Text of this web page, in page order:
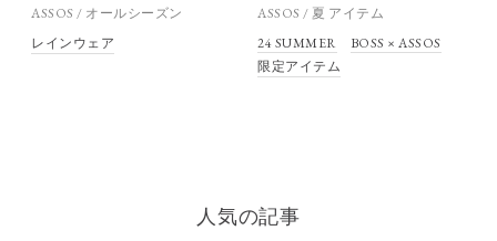
ASSOS / オールシーズン
レインウェア
ASSOS / 夏 アイテム
24 SUMMER
BOSS × ASSOS
限定アイテム
人気の記事